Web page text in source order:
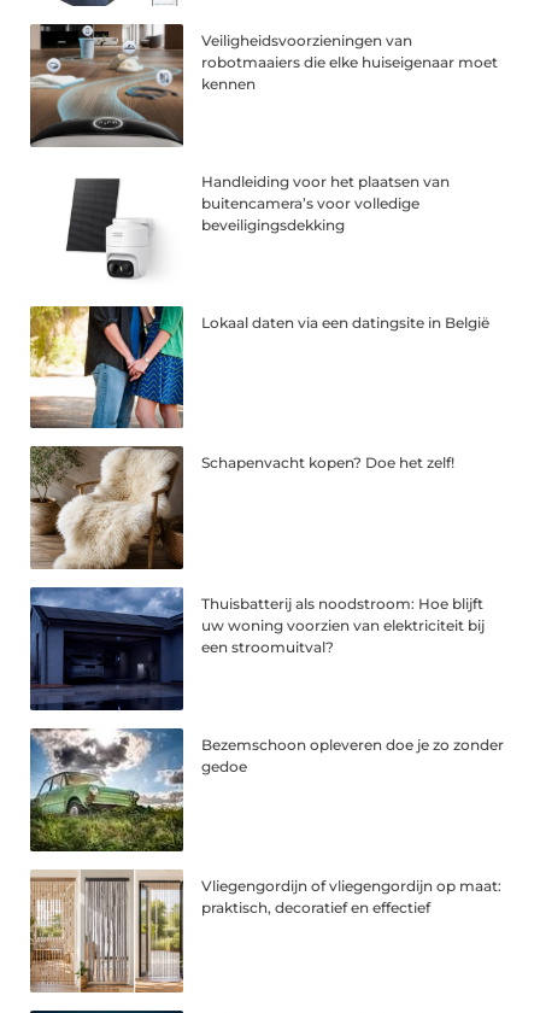
Veiligheidsvoorzieningen van
robotmaaiers die elke huiseigenaar moet
kennen
Handleiding voor het plaatsen van
buitencamera’s voor volledige
beveiligingsdekking
Lokaal daten via een datingsite in België
Schapenvacht kopen? Doe het zelf!
Thuisbatterij als noodstroom: Hoe blijft
uw woning voorzien van elektriciteit bij
een stroomuitval?
Bezemschoon opleveren doe je zo zonder
gedoe
Vliegengordijn of vliegengordijn op maat:
praktisch, decoratief en effectief